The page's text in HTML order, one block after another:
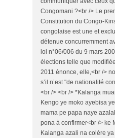
Congomani ?<br /> Le
Constitution du Congo-
congolaise est une et
détenue concurremment
loi n°06/006 du 9 mars
élections telle que
2011 énonce, elle,<br />
s’il n’est "de nationalité
<br /> <br /> *Kalanga
Kengo ye moko ayebisa
mama pe papa naye
pona à confirmer<br /> ke
Kalanga azali na colère